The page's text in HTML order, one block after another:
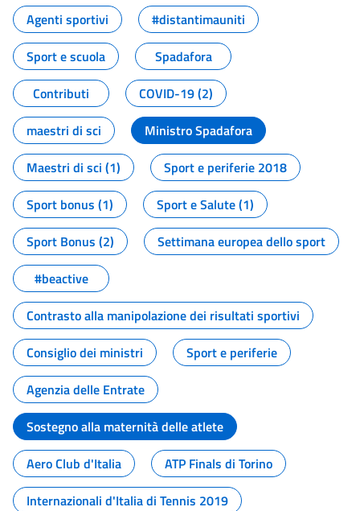
Agenti sportivi
#distantimauniti
Sport e scuola
Spadafora
Contributi
COVID-19 (2)
maestri di sci
Ministro Spadafora
Maestri di sci (1)
Sport e periferie 2018
Sport bonus (1)
Sport e Salute (1)
Sport Bonus (2)
Settimana europea dello sport
#beactive
Contrasto alla manipolazione dei risultati sportivi
Consiglio dei ministri
Sport e periferie
Agenzia delle Entrate
Sostegno alla maternità delle atlete
Aero Club d'Italia
ATP Finals di Torino
Internazionali d'Italia di Tennis 2019